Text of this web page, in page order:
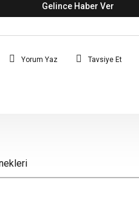
Gelince Haber Ver
Yorum Yaz Tavsiye Et